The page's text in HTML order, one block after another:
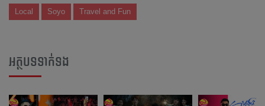
Local Soyo Travel and Fun
អត្ថបទទាក់ទង